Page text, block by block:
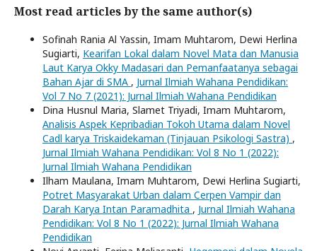
Most read articles by the same author(s)
Sofinah Rania Al Yassin, Imam Muhtarom, Dewi Herlina
Sugiarti, Kearifan Lokal dalam Novel Mata dan Manusia
Laut Karya Okky Madasari dan Pemanfaatanya sebagai
Bahan Ajar di SMA , Jurnal Ilmiah Wahana Pendidikan:
Vol 7 No 7 (2021): Jurnal Ilmiah Wahana Pendidikan
Dina Husnul Maria, Slamet Triyadi, Imam Muhtarom,
Analisis Aspek Kepribadian Tokoh Utama dalam Novel
Cadl karya Triskaidekaman (Tinjauan Psikologi Sastra) ,
Jurnal Ilmiah Wahana Pendidikan: Vol 8 No 1 (2022):
Jurnal Ilmiah Wahana Pendidikan
Ilham Maulana, Imam Muhtarom, Dewi Herlina Sugiarti,
Potret Masyarakat Urban dalam Cerpen Vampir dan
Darah Karya Intan Paramadhita , Jurnal Ilmiah Wahana
Pendidikan: Vol 8 No 1 (2022): Jurnal Ilmiah Wahana
Pendidikan